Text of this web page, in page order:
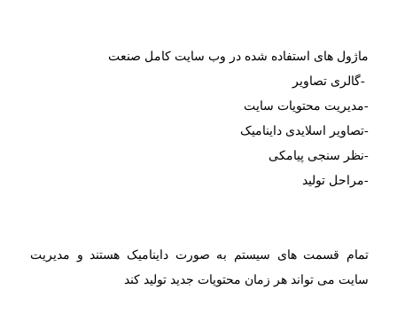
ماژول های استفاده شده در وب سایت کامل صنعت
-گالری تصاویر
-مدیریت محتویات سایت
-تصاویر اسلایدی داینامیک
-نظر سنجی پیامکی
-مراحل تولید
تمام قسمت های سیستم به صورت داینامیک هستند و مدیریت
سایت می تواند هر زمان محتویات جدید تولید کند